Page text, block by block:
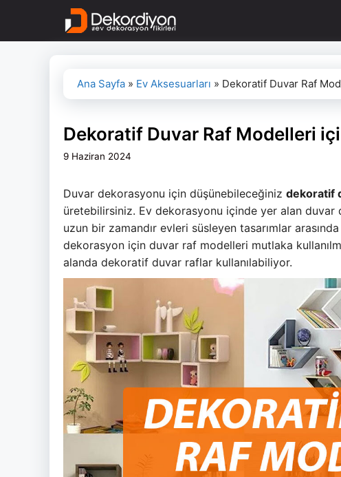
Ana Sayfa » Ev Aksesuarları » Dekoratif Duvar Raf
Dekoratif Duvar Raf Modelleri
9 Haziran 2024
Duvar dekorasyonu için düşünebileceğiniz dekoratif
üretebilirsiniz. Ev dekorasyonu içinde yer alan
uzun bir zamandır evleri süsleyen tasarımlar
dekorasyon için duvar raf modelleri mutlaka
alanda dekoratif duvar raflar kullanılabiliyor.